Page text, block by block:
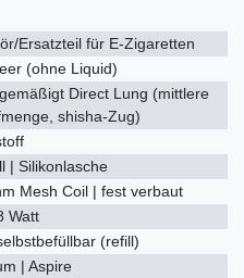
Ersatzteil für E-Zigaretten
(ohne Liquid)
Direct Lung (mittlere
shisha-Zug)
| Silikonlasche
Mesh Coil | fest verbaut
Watt
(refill)
| Aspire